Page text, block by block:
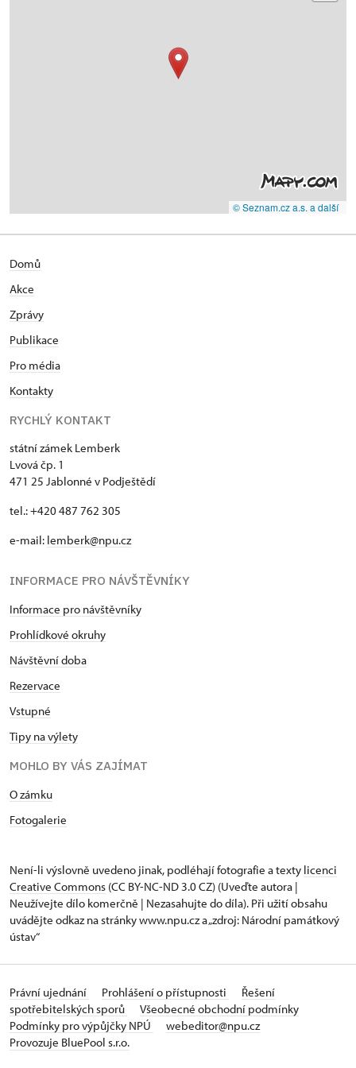
© Seznam.cz a.s. a další
Domů
Akce
Zprávy
Publikace
Pro média
Kontakty
RYCHLÝ KONTAKT
státní zámek Lemberk
Lvová čp. 1
471 25 Jablonné v Podještědí
tel.: +420 487 762 305
e-mail: lemberk@npu.cz
INFORMACE PRO NÁVŠTĚVNÍKY
Informace pro návštěvníky
Prohlídkové okruhy
Návštěvní doba
Rezervace
Vstupné
Tipy na výlety
MOHLO BY VÁS ZAJÍMAT
O zámku
Fotogalerie
Není-li výslovně uvedeno jinak, podléhají fotografie a texty licenci
Creative Commons (CC BY-NC-ND 3.0 CZ) (Uveďte autora |
Neužívejte dílo komerčně | Nezasahujte do díla). Při užití obsahu
uvádějte odkaz na stránky www.npu.cz a „zdroj: Národní památkový
ústav“
Právní ujednání Prohlášení o přístupnosti
Řešení
spotřebitelských sporů
Všeobecné obchodní podmínky
Podmínky pro výpůjčky NPÚ
webeditor@npu.cz
Provozuje BluePool s.r.o.